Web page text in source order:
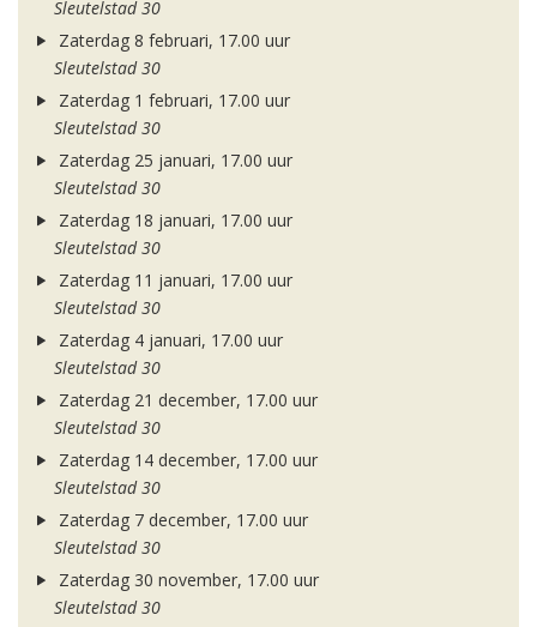
Sleutelstad 30
Zaterdag 8 februari, 17.00 uur
Sleutelstad 30
Zaterdag 1 februari, 17.00 uur
Sleutelstad 30
Zaterdag 25 januari, 17.00 uur
Sleutelstad 30
Zaterdag 18 januari, 17.00 uur
Sleutelstad 30
Zaterdag 11 januari, 17.00 uur
Sleutelstad 30
Zaterdag 4 januari, 17.00 uur
Sleutelstad 30
Zaterdag 21 december, 17.00 uur
Sleutelstad 30
Zaterdag 14 december, 17.00 uur
Sleutelstad 30
Zaterdag 7 december, 17.00 uur
Sleutelstad 30
Zaterdag 30 november, 17.00 uur
Sleutelstad 30